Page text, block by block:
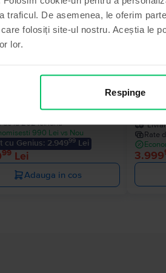
traficul. De asemenea, le oferim
folosiți site-ul nostru. Aceștia le
lor.
Respinge
Galaxy S24 Ultra 5G Dual
estimata:1-2 zile lucratoare
de la 262 lei/luna
990 Lei vs Nou
cu Genius: 2.94999Lei
99Lei
Adauga in cos
- 240 Lei
Sim
Rate
3.999